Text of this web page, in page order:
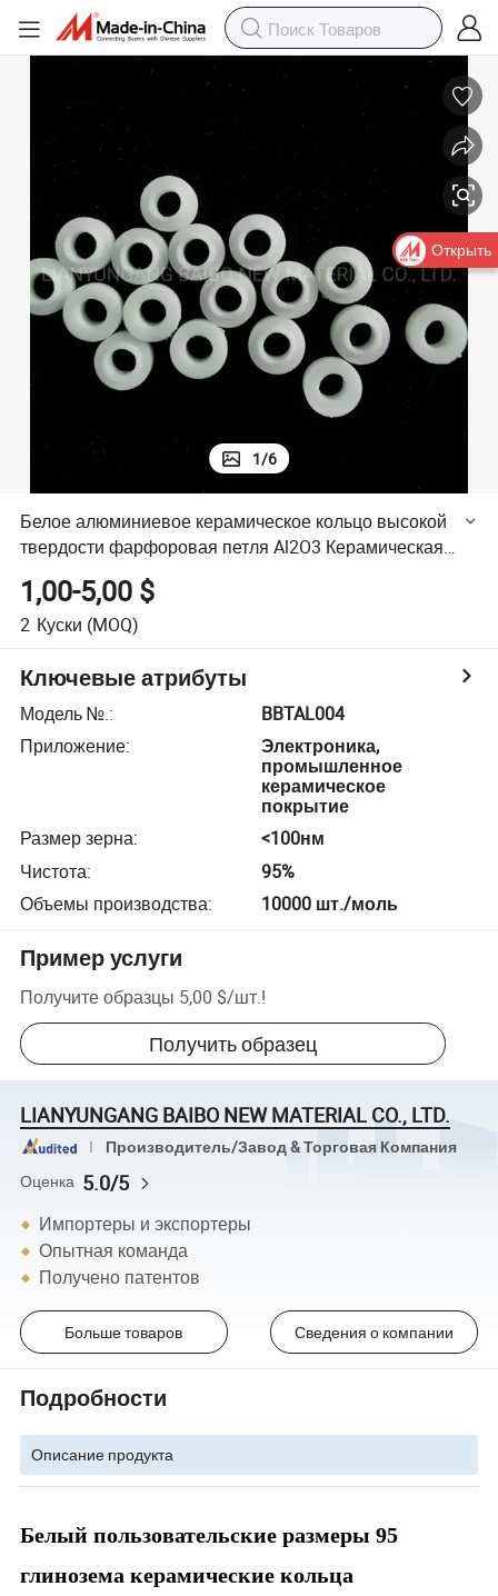
1/6
Белое алюминиевое керамическое кольцо высокой
твердости фарфоровая петля Al2O3 Керамическая
1,00-5,00 $
2 Куски (MOQ)
Ключевые атрибуты
Модель №.:
BBTAL004
Приложение:
Электроника,
промышленное
керамическое
покрытие
Размер зерна:
<100нм
Чистота:
95%
Объемы производства: 10000 шт./моль
Пример услуги
Получите образцы 5,00 $/шт.!
Получить образец
LIANYUNGANG BAIBO NEW MATERIAL CO., LTD.
Производитель/Завод & Торговая Компания
Оценка 5.0/5
Импортеры и экспортеры
Опытная команда
Получено патентов
Больше товаров Сведения о компании
Подробности
Описание продукта
Белый пользовательские размеры 95
глинозема керамические кольца
Открыть